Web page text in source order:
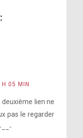
05 MIN
lien ne
pas le regarder
__-